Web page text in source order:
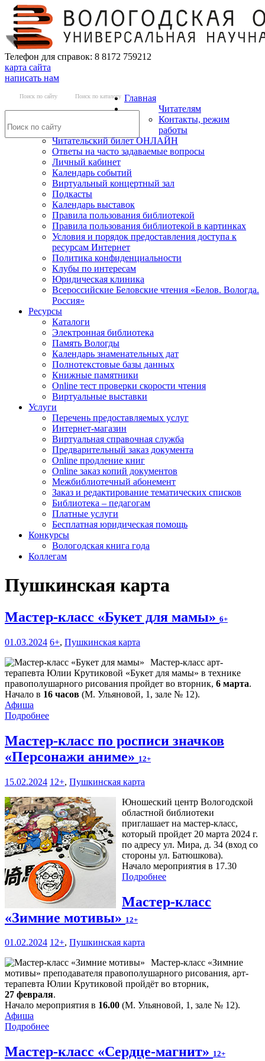
Телефон для справок: 8 8172 759212
карта сайта
написать нам
Поиск по сайту Поиск по каталогу Главная
Читателям
Контакты, режим
работы
Читательский билет ОНЛАЙН
Ответы на часто задаваемые вопросы
Личный кабинет
Календарь событий
Виртуальный концертный зал
Подкасты
Календарь выставок
Правила пользования библиотекой
Правила пользования библиотекой в картинках
Условия и порядок предоставления доступа к
ресурсам Интернет
Политика конфиденциальности
Клубы по интересам
Юридическая клиника
Всероссийские Беловские чтения «Белов. Вологда.
Россия»
Ресурсы
Каталоги
Электронная библиотека
Память Вологды
Календарь знаменательных дат
Полнотекстовые базы данных
Книжные памятники
Online тест проверки скорости чтения
Виртуальные выставки
Услуги
Перечень предоставляемых услуг
Интернет-магазин
Виртуальная справочная служба
Предварительный заказ документа
Online продление книг
Online заказ копий документов
Межбиблиотечный абонемент
Заказ и редактирование тематических списков
Библиотека – педагогам
Платные услуги
Бесплатная юридическая помощь
Конкурсы
Вологодская книга года
Коллегам
Пушкинская карта
Мастер-класс «Букет для мамы» 6+
01.03.2024 6+, Пушкинская карта
Мастер-класс арт-
терапевта Юлии Крутиковой «Букет для мамы» в технике
правополушарного рисования пройдет во вторник, 6 марта.
Начало в 16 часов (М. Ульяновой, 1, зале № 12).
Афиша
Подробнее
Мастер-класс по росписи значков
«Персонажи аниме» 12+
15.02.2024 12+, Пушкинская карта
Юношеский центр Вологодской
областной библиотеки
приглашает на мастер-класс,
который пройдет 20 марта 2024 г.
по адресу ул. Мира, д. 34 (вход со
стороны ул. Батюшкова).
Начало мероприятия в 17.30
Подробнее
Мастер-класс
«Зимние мотивы» 12+
01.02.2024 12+, Пушкинская карта
Мастер-класс «Зимние
мотивы» преподавателя правополушарного рисования, арт-
терапевта Юлии Крутиковой пройдёт во вторник,
27 февраля.
Начало мероприятия в 16.00 (М. Ульяновой, 1, зале № 12).
Афиша
Подробнее
Мастер-класс «Сердце-магнит» 12+